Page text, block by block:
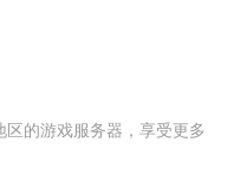
的游戏服务器，享受更多